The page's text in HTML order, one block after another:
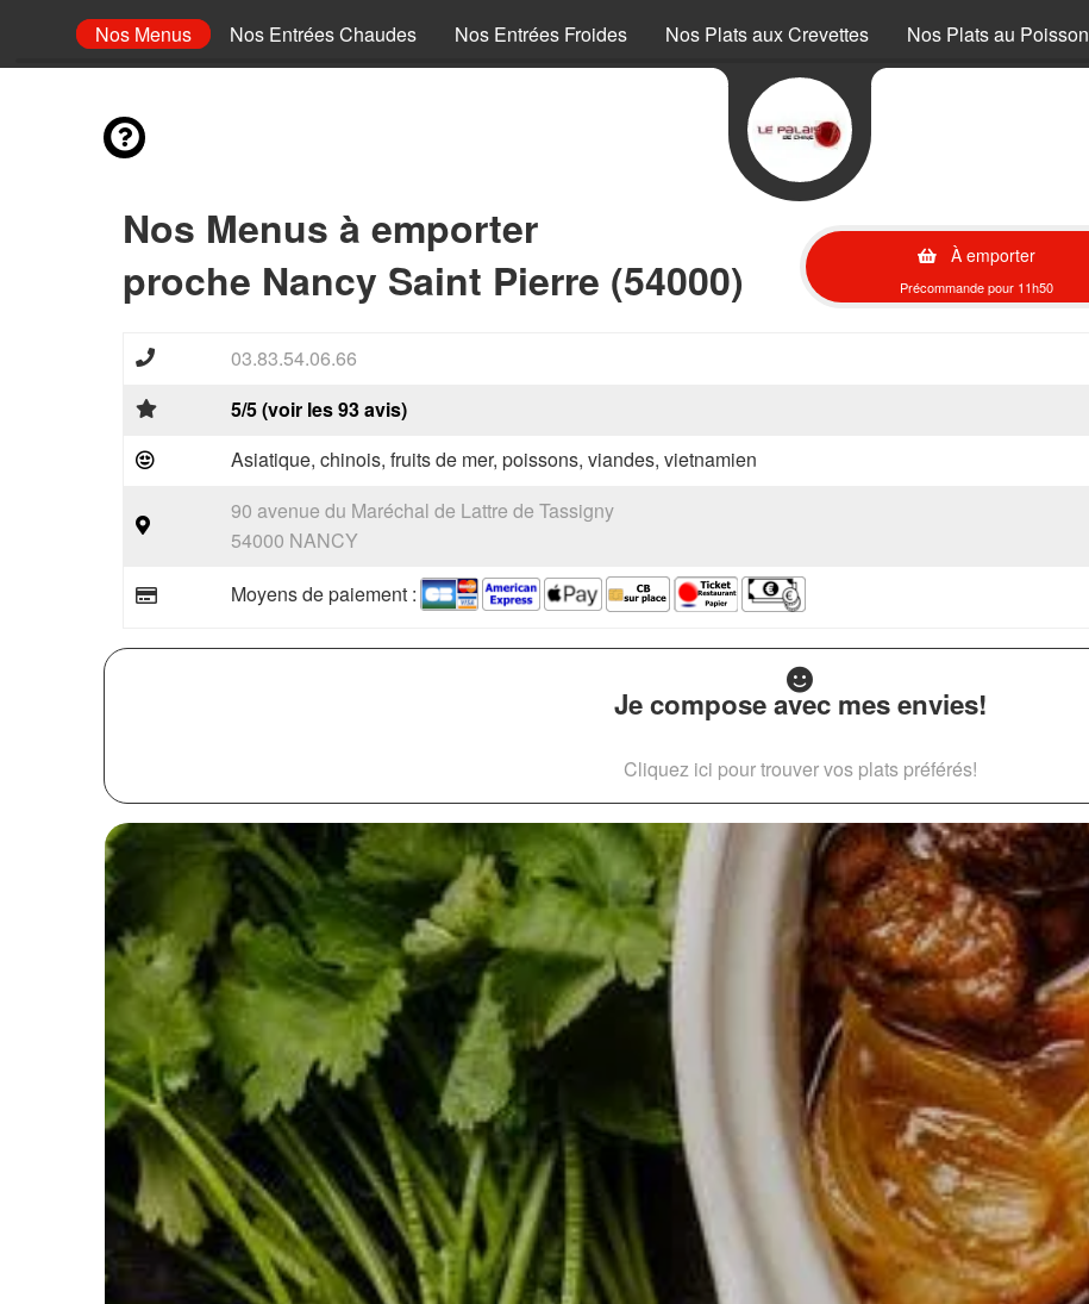
Nos Menus Nos Entrées Chaudes Nos Entrées Froides Nos Plats aux Crevettes Nos Plats au Poisson
Nos Menus à emporter
proche Nancy Saint Pierre (54000)
À emporter
Précommande pour 11h50
03.83.54.06.66
5/5 (voir les 93 avis)
Asiatique, chinois, fruits de mer, poissons, viandes, vietnamien
90 avenue du Maréchal de Lattre de Tassigny
54000 NANCY
Moyens de paiement :
Je compose avec mes envies!
Cliquez ici pour trouver vos plats préférés!